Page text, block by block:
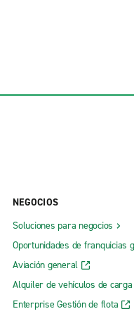
NEGOCIOS
Soluciones para negocios
Oportunidades de franquicias
Aviación general
Alquiler de vehículos de
Enterprise Gestión de flota